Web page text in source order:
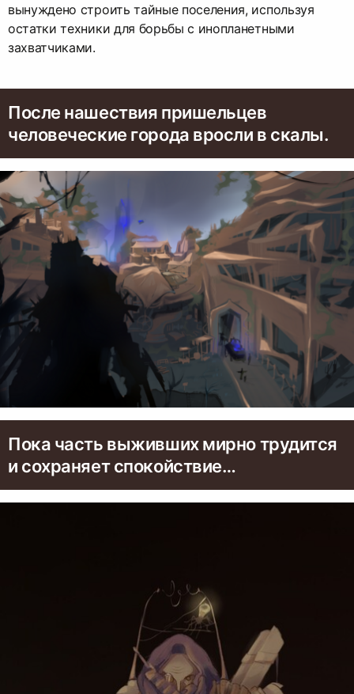
вынуждено строить тайные поселения, используя
остатки техники для борьбы с инопланетными
захватчиками.
После нашествия пришельцев
человеческие города вросли в скалы.
Пока часть выживших мирно трудится
и сохраняет спокойствие…